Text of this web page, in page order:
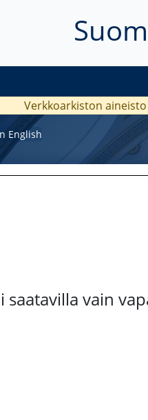
Verkkoarkiston
English
saatavilla vain